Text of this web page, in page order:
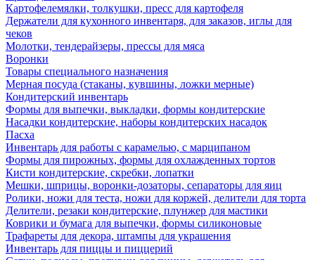
Картофелемялки, толкушки, пресс для картофеля
Держатели для кухонного инвентаря, для заказов, иглы для
чеков
Молотки, тендерайзеры, прессы для мяса
Воронки
Товары специального назначения
Мерная посуда (стаканы, кувшины, ложки мерные)
Кондитерский инвентарь
Формы для выпечки, выкладки, формы кондитерские
Насадки кондитерские, наборы кондитерских насадок
Пасха
Инвентарь для работы с карамелью, с марципаном
Формы для пирожных, формы для охлажденных тортов
Кисти кондитерские, скребки, лопатки
Мешки, шприцы, воронки-дозаторы, сепараторы для яиц
Ролики, ножи для теста, ножи для коржей, делители для торта
Делители, резаки кондитерские, плунжер для мастики
Коврики и бумага для выпечки, формы силиконовые
Трафареты для декора, штампы для украшения
Инвентарь для пиццы и пиццерий